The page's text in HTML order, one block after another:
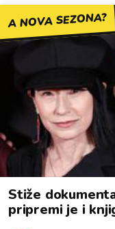
A NOVA SEZONA?
Stiže
pripremi je i